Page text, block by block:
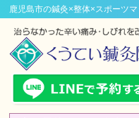
鹿児島市の鍼灸×整体×スポーツ